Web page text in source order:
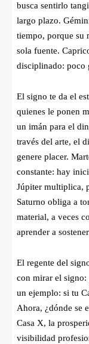
busca sentirlo
largo plazo.
tiempo, porque su
sola fuente.
disciplinado: poco
El signo te da el
quienes le ponen
un imán para el
través del arte, el
genere placer.
constante: hay
Júpiter multiplica,
Saturno obliga a
material, a veces
aprender a
El regente del
con mirar el signo:
un ejemplo: si tu
Ahora, ¿dónde se
Casa X, la
visibilidad